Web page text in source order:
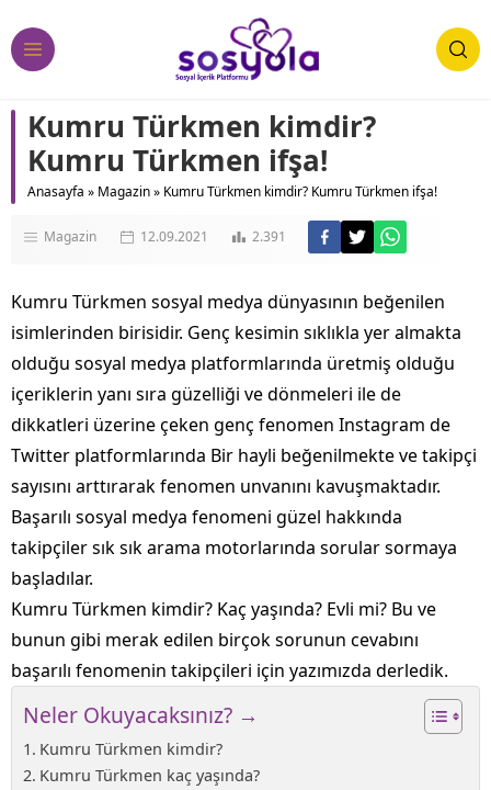
Kumru Türkmen kimdir?
Kumru Türkmen ifşa!
Anasayfa » Magazin» Kumru Türkmen kimdir? Kumru Türkmen ifşa!
Magazin 12.09.2021 2.391
Kumru Türkmen sosyal medya dünyasının beğenilen
isimlerinden birisidir. Genç kesimin sıklıkla yer almakta
olduğu sosyal medya platformlarında üretmiş olduğu
içeriklerin yanı sıra güzelliği ve dönmeleri ile de
dikkatleri üzerine çeken genç fenomen Instagram de
Twitter platformlarında Bir hayli beğenilmekte ve takipçi
sayısını arttırarak fenomen unvanını kavuşmaktadır.
Başarılı sosyal medya fenomeni güzel hakkında
takipçiler sık sık arama motorlarında sorular sormaya
başladılar.
Kumru Türkmen kimdir? Kaç yaşında? Evli mi? Bu ve
bunun gibi merak edilen birçok sorunun cevabını
başarılı fenomenin takipçileri için yazımızda derledik.
Neler Okuyacaksınız? →
Kumru Türkmen kimdir?
Kumru Türkmen kaç yaşında?